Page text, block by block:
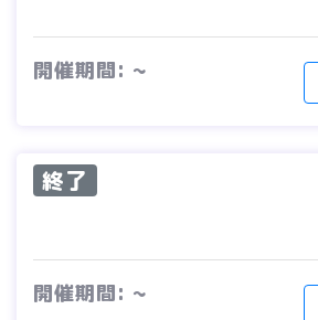
開催期間: ~
終了
開催期間: ~